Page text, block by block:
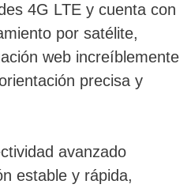
4G LTE y cuenta con
por satélite,
web increíblemente
precisa y
avanzado
estable y rápida,